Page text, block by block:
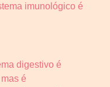
imunológico é
digestivo é
é